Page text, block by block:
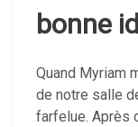
bonne
Quand Myriam
de notre salle
farfelue. Après